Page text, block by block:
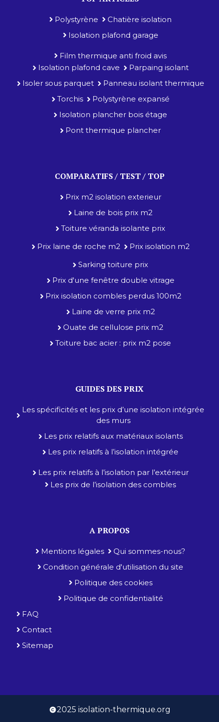
Polystyrène
Chatière isolation
Isolation plafond garage
Film thermique anti froid avis
Isolation plafond cave
Parpaing isolant
Isoler sous parquet
Panneau isolant thermique
Torchis
Polystyrène expansé
Isolation plancher bois étage
Pont thermique plancher
COMPARATIFS / TEST / TOP
Prix m2 isolation exterieur
Laine de bois prix m2
Toiture véranda isolante prix
Prix laine de roche m2
Prix isolation m2
Sarking toiture prix
Prix d'une fenêtre double vitrage
Prix isolation combles perdus 100m2
Laine de verre prix m2
Ouate de cellulose prix m2
Toiture bac acier : prix m2 pose
GUIDES DES PRIX
Les spécificités et les prix d’une isolation intégrée
des murs
Les prix relatifs aux matériaux isolants
Les prix relatifs à l’isolation intégrée
Les prix relatifs à l’isolation par l’extérieur
Les prix de l’isolation des combles
A PROPOS
Mentions légales
Qui sommes-nous?
Condition générale d'utilisation du site
Politique des cookies
Politique de confidentialité
FAQ
Contact
Sitemap
2025 isolation-thermique.org